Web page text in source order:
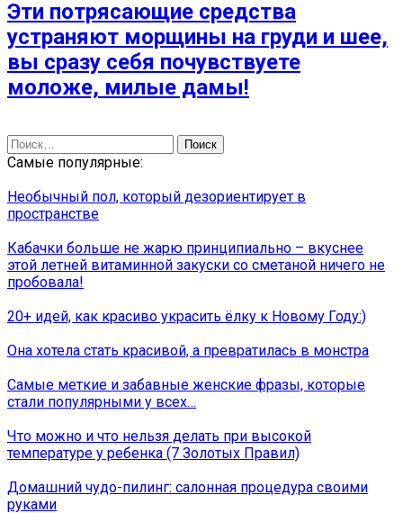
Эти потрясающие средства
устраняют морщины на груди и шее,
вы сразу себя почувствуете
моложе, милые дамы!
Найти:
Самые популярные:
Необычный пол, который дезориентирует в
пространстве
Кабачки больше не жарю принципиально – вкуснее
этой летней витаминной закуски со сметаной ничего не
пробовала!
20+ идей, как красиво украсить ёлку к Новому Году:)
Она хотела стать красивой, а превратилась в монстра
Самые меткие и забавные женские фразы, которые
стали популярными у всех…
Что можно и что нельзя делать при высокой
температуре у ребенка (7 Золотых Правил)
Домашний чудо-пилинг: салонная процедура своими
руками